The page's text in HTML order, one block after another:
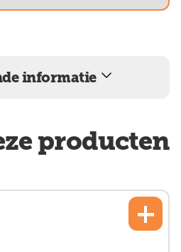
informatie
producten
+